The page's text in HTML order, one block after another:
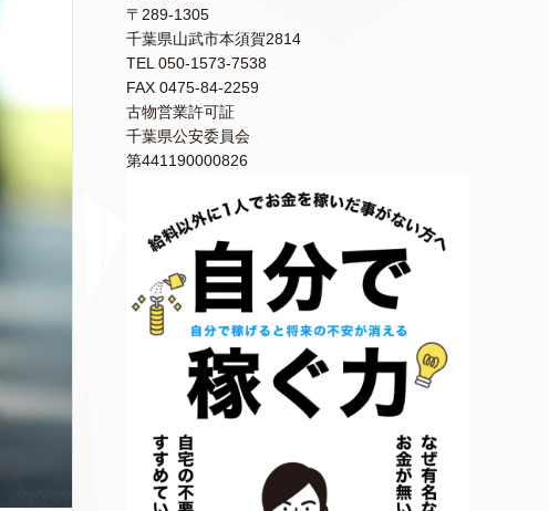
〒289-1305
千葉県山武市本須賀2814
TEL 050-1573-7538
FAX 0475-84-2259
古物営業許可証
千葉県公安委員会
第441190000826